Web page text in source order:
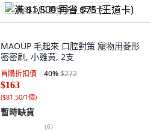
满 $1,500 再省 $75 (王道卡)
MAOUP 毛起來 口腔對策 寵物用菱形
密密刷, 小雞黃, 2支
首購折扣價 40%$272
$163
($81.50/1個)
暫時缺貨
(6)